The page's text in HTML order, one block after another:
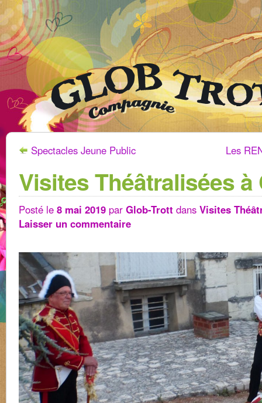
Spectacles Jeune Public Les
Visites Théâtralisées
Posté le 8 mai 2019 par Glob-Trott dans Visites
Laisser un commentaire